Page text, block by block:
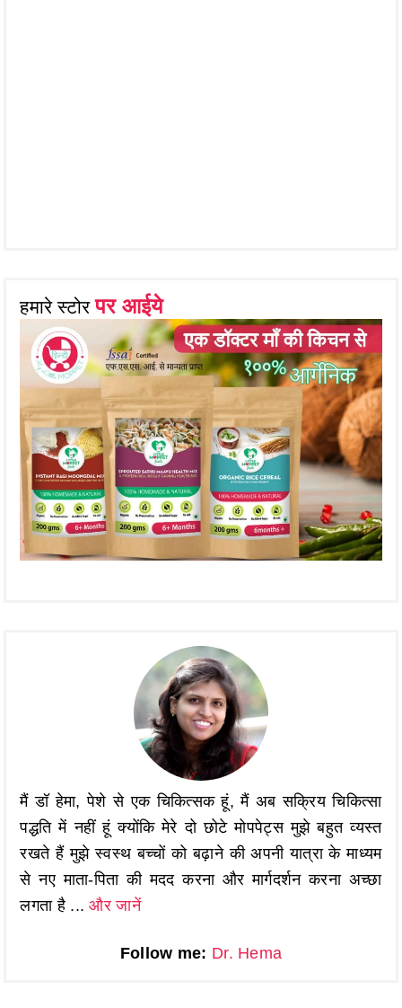
हमारे स्टोरपर आईये
मैं डॉ हेमा, पेशे से एक चिकित्सक हूं, मैं अब सक्रिय चिकित्सा
पद्धति में नहीं हूं क्योंकि मेरे दो छोटे मोपपेट्स मुझे बहुत व्यस्त
रखते हैं मुझे स्वस्थ बच्चों को बढ़ाने की अपनी यात्रा के माध्यम
से नए माता-पिता की मदद करना और मार्गदर्शन करना अच्छा
लगता है ...और जानें
Follow me: Dr. Hema